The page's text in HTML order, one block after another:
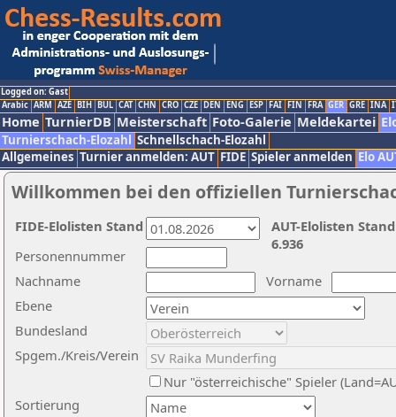
Logged on: Gast
Arabic ARM AZE BIH BUL CAT CHN CRO CZE DEN ENG ESP FAI FIN FRA GER GRE INA
Home TurnierDB Meisterschaft Foto-Galerie Meldekartei
Turnierschach-Elozahl Schnellschach-Elozahl
Allgemeines Turnier anmelden: AUT FIDE Spieler anmelden Elo
Willkommen bei den offiziellen
Nachname
Vorname
Ebene
Sortierung
Personennummer
Bundesland
Spgem./Kreis/Verein
Nur "österreichische" Spieler
AUT-Elolisten
6.936
FIDE-Elolisten Stand